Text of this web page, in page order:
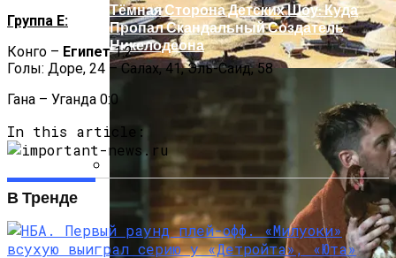
В Египте Госпитализировали 5-
Летнюю Украинку С Признаками
Изнасилования: Мать Отрицает
Насилие
Тёмная Сторона Детских Шоу: Куда
Пропал Скандальный Создатель
Никелодеона
Группа E:
Конго – Египет1:2
Голы: Доре, 24 – Салах, 41, Эль-Саид, 58
Гана – Уганда 0:0
In this article:
В Тренде